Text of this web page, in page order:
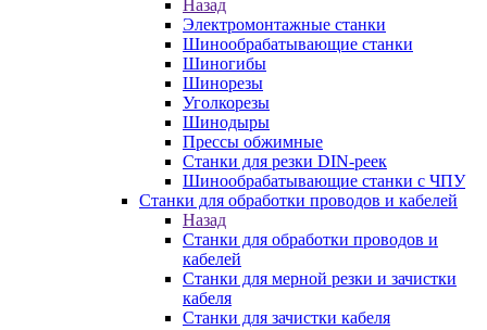
Назад
Электромонтажные станки
Шинообрабатывающие станки
Шиногибы
Шинорезы
Уголкорезы
Шинодыры
Прессы обжимные
Станки для резки DIN-реек
Шинообрабатывающие станки с ЧПУ
Станки для обработки проводов и кабелей
Назад
Станки для обработки проводов и
кабелей
Станки для мерной резки и зачистки
кабеля
Станки для зачистки кабеля